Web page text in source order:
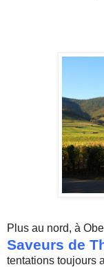
Plus au nord, à
Saveurs de
tentations toujours